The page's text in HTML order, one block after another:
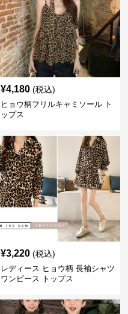
¥4,180 (税込)
ヒョウ柄フリルキャミソール ト
ップス
¥3,220 (税込)
レディース ヒョウ柄 長袖シャツ
ワンピース トップス